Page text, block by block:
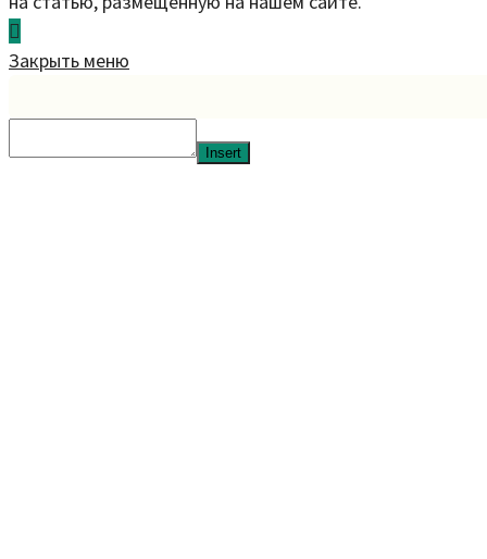
Закрыть меню
Insert